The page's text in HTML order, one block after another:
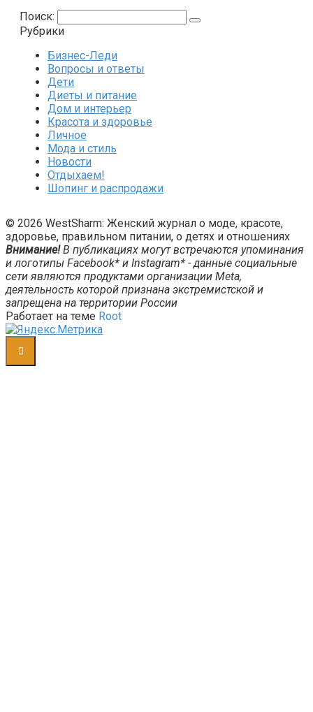
Поиск:
Рубрики
Бизнес-Леди
Вопросы и ответы
Дети
Диеты и питание
Дом и интерьер
Красота и здоровье
Личное
Мода и стиль
Новости
Отдыхаем!
Шопинг и распродажи
© 2026 WestSharm: Женский журнал о моде, красоте,
здоровье, правильном питании, о детях и отношениях
Внимание!В публикациях могут встречаются упоминания
и логотипы Facebook* и Instagram* - данные социальные
сети являются продуктами организации Meta,
деятельность которой признана экстремистской и
запрещена на территории России
Работает на теме Root